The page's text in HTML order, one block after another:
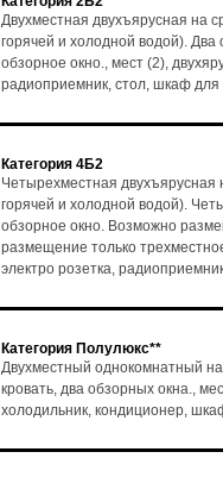
Двухместная двухъярусная на
горячей и холодной водой).
обзорное окно., мест (2),
радиоприемник, стол, шкаф
Категория 4Б2
Четырехместная двухъярусная
горячей и холодной водой).
обзорное окно. Возможно
размещение только
электро розетка,
Категория Полулюкс**
Двухместный однокомнатный
кровать, два обзорных окна.,
холодильник, кондиционер,